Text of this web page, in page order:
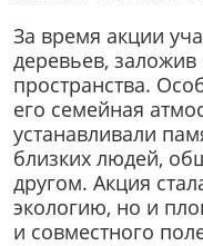
За время акции
деревьев,
пространства.
его семейная
устанавливали
близких людей,
другом. Акция
экологию, но и
и совместного